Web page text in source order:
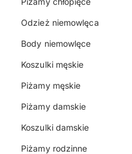
Odzież niemowlęca
Body niemowlęce
Koszulki męskie
Piżamy męskie
Piżamy damskie
Koszulki damskie
Piżamy rodzinne